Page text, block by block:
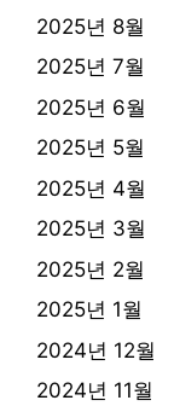
2025년 8월
2025년 7월
2025년 6월
2025년 5월
2025년 4월
2025년 3월
2025년 2월
2025년 1월
2024년 12월
2024년 11월